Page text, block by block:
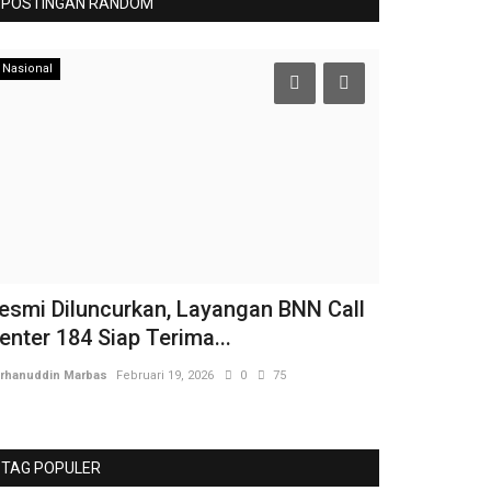
Nasional
Diluncurkan, Layangan BNN Call
184 Siap Terima...
Marbas Februari 19, 2026 0 75
TAG POPULER